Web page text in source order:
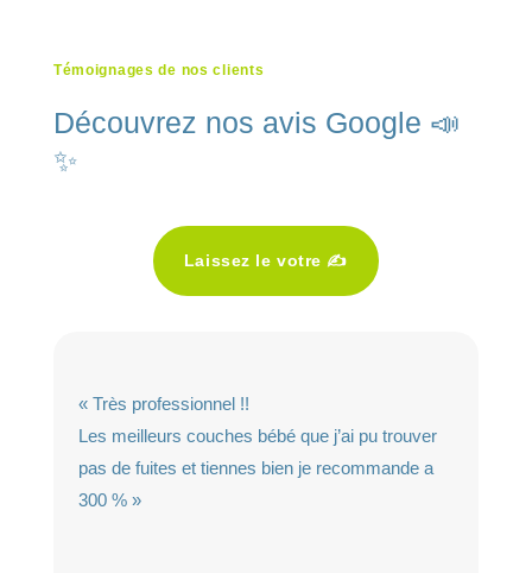
Témoignages de nos clients
Découvrez nos avis Google 📣
✨
Laissez le votre ✍️
« Très professionnel !!
Les meilleurs couches bébé que j’ai pu trouver
pas de fuites et tiennes bien je recommande a
300 % »